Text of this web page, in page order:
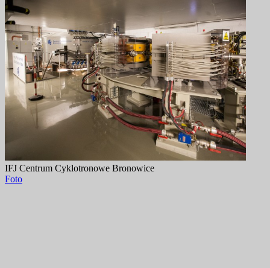
IFJ Centrum Cyklotronowe Bronowice
Foto